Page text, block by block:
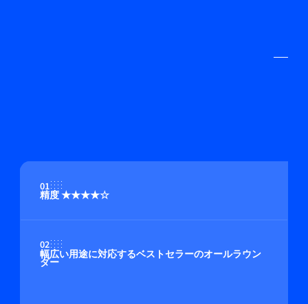
01
精度 ★★★★☆
02
幅広い用途に対応するベストセラーのオールラウン
ダー